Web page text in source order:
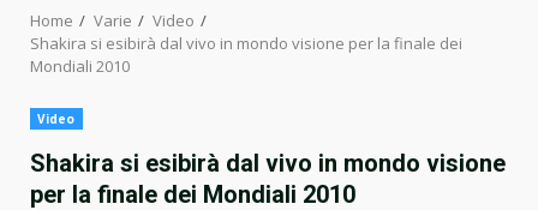
Home Varie
Video
Shakira si esibirà dal vivo in mondo visione per la finale dei
Mondiali 2010
Video
Shakira si esibirà dal vivo in mondo visione
per la finale dei Mondiali 2010